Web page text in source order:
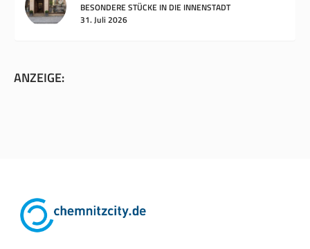
BESONDERE STÜCKE IN DIE INNENSTADT
31. Juli 2026
ANZEIGE: